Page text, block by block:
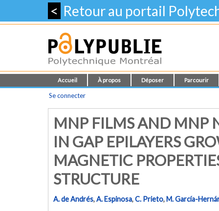
< Retour au portail
Accueil À propos Déposer Parcourir
Se connecter
MNP FILMS AND MNP
IN GAP EPILAYERS
MAGNETIC
STRUCTURE
A. de Andrés,A. Espinosa,C. Prieto,M. García-